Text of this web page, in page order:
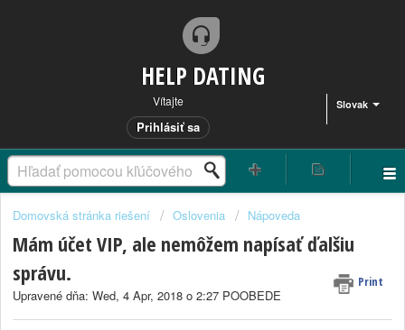
HELP DATING
Slovak
Vítajte
Prihlásiť sa
Domovská stránka riešení Oslovenia Nápoveda
Mám účet VIP, ale nemôžem napísať ďalšiu
správu.
Print
Upravené dňa: Wed, 4 Apr, 2018 o 2:27 POOBEDE